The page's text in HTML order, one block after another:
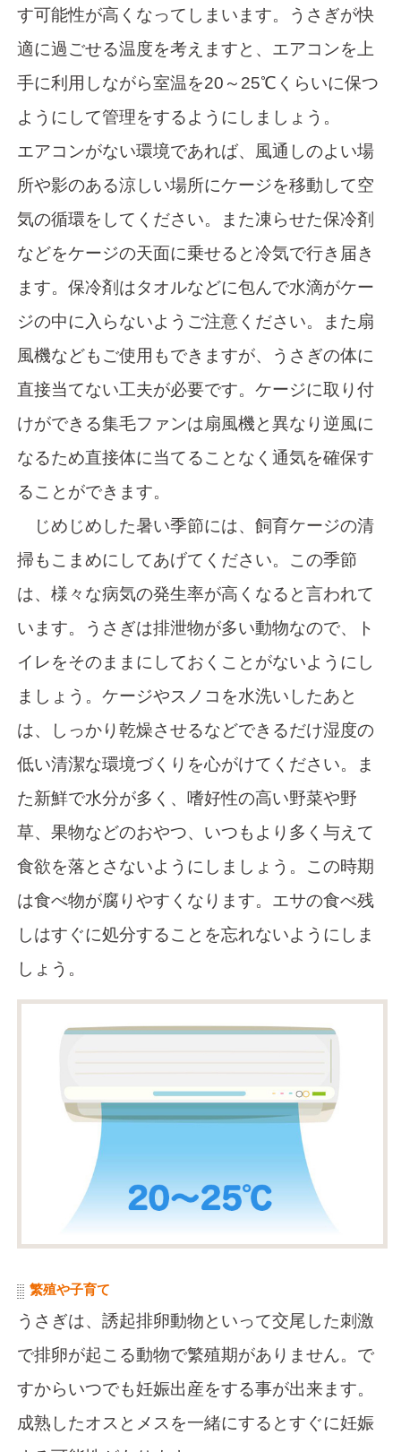
す可能性が高くなってしまいます。うさぎが快
適に過ごせる温度を考えますと、エアコンを上
手に利用しながら室温を20～25℃くらいに保つ
ようにして管理をするようにしましょう。
エアコンがない環境であれば、風通しのよい場
所や影のある涼しい場所にケージを移動して空
気の循環をしてください。また凍らせた保冷剤
などをケージの天面に乗せると冷気で行き届き
ます。保冷剤はタオルなどに包んで水滴がケー
ジの中に入らないようご注意ください。また扇
風機などもご使用もできますが、うさぎの体に
直接当てない工夫が必要です。ケージに取り付
けができる集毛ファンは扇風機と異なり逆風に
なるため直接体に当てることなく通気を確保す
ることができます。
じめじめした暑い季節には、飼育ケージの清
掃もこまめにしてあげてください。この季節
は、様々な病気の発生率が高くなると言われて
います。うさぎは排泄物が多い動物なので、ト
イレをそのままにしておくことがないようにし
ましょう。ケージやスノコを水洗いしたあと
は、しっかり乾燥させるなどできるだけ湿度の
低い清潔な環境づくりを心がけてください。ま
た新鮮で水分が多く、嗜好性の高い野菜や野
草、果物などのおやつ、いつもより多く与えて
食欲を落とさないようにしましょう。この時期
は食べ物が腐りやすくなります。エサの食べ残
しはすぐに処分することを忘れないようにしま
しょう。
繁殖や子育て
うさぎは、誘起排卵動物といって交尾した刺激
で排卵が起こる動物で繁殖期がありません。で
すからいつでも妊娠出産をする事が出来ます。
成熟したオスとメスを一緒にするとすぐに妊娠